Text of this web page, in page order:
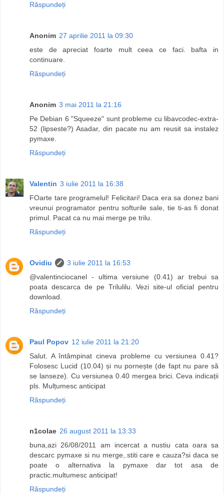
Răspundeți
Anonim 27 aprilie 2011 la 09:30
este de apreciat foarte mult ceea ce faci. bafta in
continuare.
Răspundeți
Anonim 3 mai 2011 la 21:16
Pe Debian 6 "Squeeze" sunt probleme cu libavcodec-extra-
52 (lipseste?) Asadar, din pacate nu am reusit sa instalez
pymaxe.
Răspundeți
Valentin 3 iulie 2011 la 16:38
FOarte tare programelul! Felicitari! Daca era sa donez bani
vreunui programator pentru softurile sale, tie ti-as fi donat
primul. Pacat ca nu mai merge pe trilu.
Răspundeți
Ovidiu
3 iulie 2011 la 16:53
@valentinciocanel - ultima versiune (0.41) ar trebui sa
poata descarca de pe Trilulilu. Vezi site-ul oficial pentru
download.
Răspundeți
Paul Popov 12 iulie 2011 la 21:20
Salut. A întâmpinat cineva probleme cu versiunea 0.41?
Folosesc Lucid (10.04) și nu pornește (de fapt nu pare să
se lanseze). Cu versiunea 0.40 mergea brici. Ceva indicații
pls. Mulțumesc anticipat
Răspundeți
n1colae 26 august 2011 la 13:33
buna,azi 26/08/2011 am incercat a nustiu cata oara sa
descarc pymaxe si nu merge,.stiti care e cauza?si daca se
poate o alternativa la pymaxe dar tot asa de
practic.multumesc anticipat!
Răspundeți